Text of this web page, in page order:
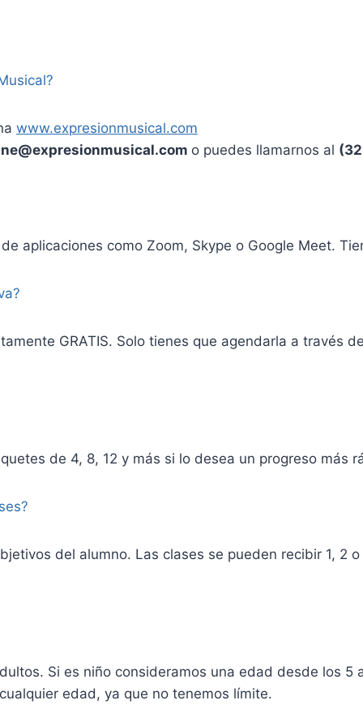
www.expresionmusical.com
o puedes llamarnos al
aplicaciones como Zoom, Skype o Google Meet.
GRATIS. Solo tienes que agendarla a través
de 4, 8, 12 y más si lo desea un progreso más
del alumno. Las clases se pueden recibir 1, 2
Si es niño consideramos una edad desde los 5
edad, ya que no tenemos límite.